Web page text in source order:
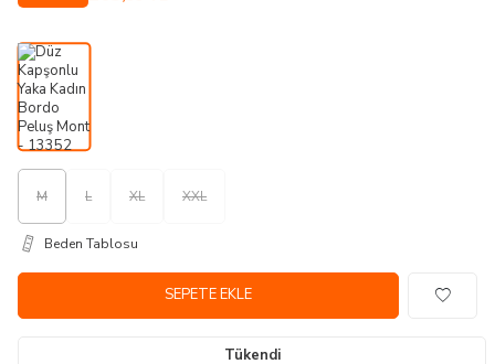
M L XL XXL
Beden Tablosu
SEPETE EKLE
Tükendi